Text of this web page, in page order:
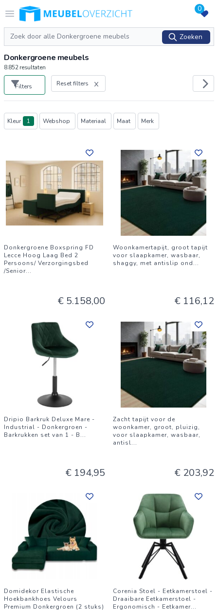
Open menu
Logo Meubeloverzicht.nl 0
Zoeken
Zoeken
Donkergroene meubels
8.852resultaten
Filters Reset filters
Producten
Kleur 1 Webshop Materiaal Maat Merk
Donkergroene Boxspring FD
Lecce Hoog Laag Bed 2
Persoons/ Verzorgingsbed
/Senior...
€ 5.158,00
Woonkamertapijt, groot tapijt
voor slaapkamer, wasbaar,
shaggy, met antislip ond...
€ 116,12
Dripio Barkruk Deluxe Mare -
Industrial - Donkergroen -
Barkrukken set van 1 - B...
€ 194,95
Zacht tapijt voor de
woonkamer, groot, pluizig,
voor slaapkamer, wasbaar,
antisl...
€ 203,92
Domidekor Elastische
Hoekbankhoes Velours
Premium Donkergroen (2 stuks)
Corenia Stoel - Eetkamerstoel -
Draaibare Eetkamerstoel -
Ergonomisch - Eetkamer...